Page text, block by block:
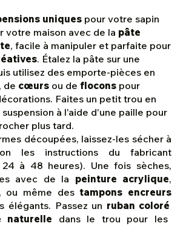
uniques pour votre sapin
votre maison avec de la pâte
, facile à manipuler et parfaite pour
. Étalez la pâte sur une
utilisez des emporte-pièces en
de cœurs ou de flocons pour
Faites un petit trou en
à l'aide d'une paille pour
plus tard.
découpées, laissez-les sécher à
les instructions du fabricant
24 à 48 heures). Une fois sèches,
avec de la peinture acrylique,
ou même destampons encreurs
élégants. Passez un ruban coloré
naturelle dans le trou pour les